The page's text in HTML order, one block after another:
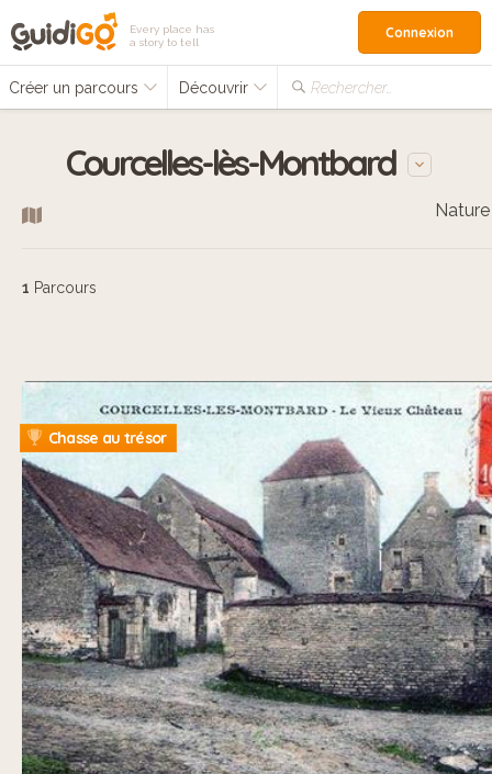
Every place has
a story to tell
Créer un parcours Découvrir Rechercher…
Connexion
Courcelles-lès-Montbard
Nature
1 Parcours
Chasse au trésor